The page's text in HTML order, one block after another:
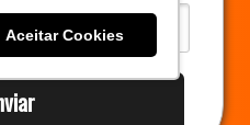
Aceitar Cookies
2021